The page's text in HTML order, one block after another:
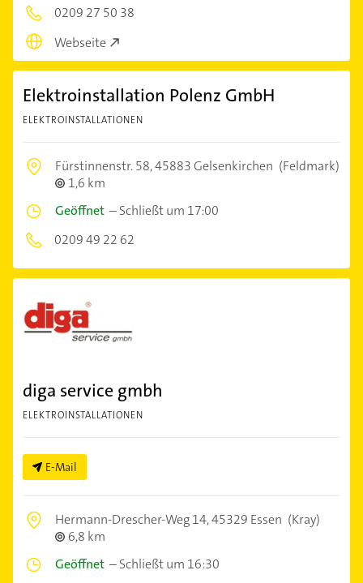
0209 27 50 38
Webseite
Elektroinstallation Polenz GmbH
ELEKTROINSTALLATIONEN
Fürstinnenstr. 58,45883 Gelsenkirchen (Feldmark)
1,6 km
Geöffnet –Schließt um 17:00
0209 49 22 62
diga service gmbh
ELEKTROINSTALLATIONEN
E-Mail
Hermann-Drescher-Weg 14,45329 Essen (Kray)
6,8 km
Geöffnet –Schließt um 16:30